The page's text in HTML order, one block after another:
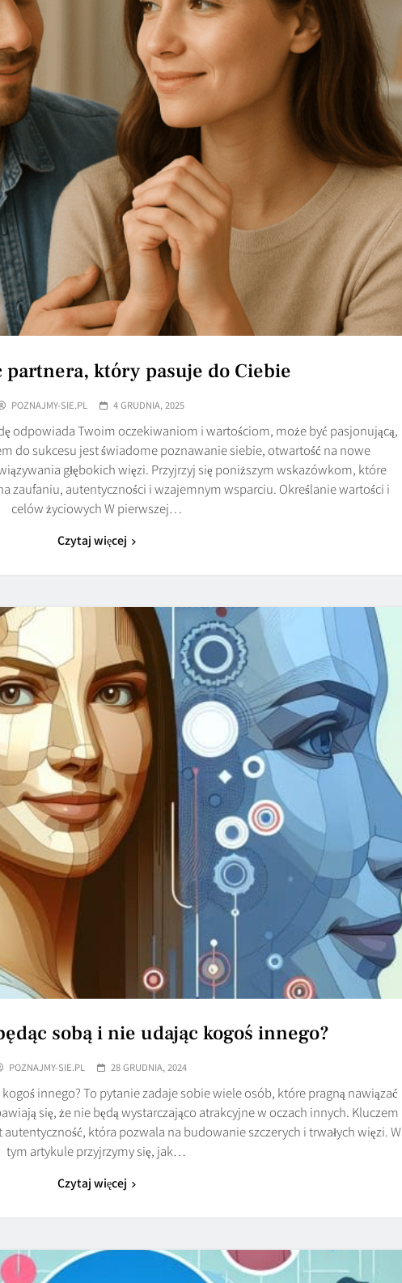
partnera, który pasuje do Ciebie
POZNAJMY-SIE.PL 4 GRUDNIA, 2025
odpowiada Twoim oczekiwaniom i wartościom, może być pasjonującą,
do sukcesu jest świadome poznawanie siebie, otwartość na nowe
głębokich więzi. Przyjrzyj się poniższym wskazówkom, które
zaufaniu, autentyczności i wzajemnym wsparciu. Określanie wartości i
celów życiowych W pierwszej…
Czytaj więcej
sobą i nie udając kogoś innego?
POZNAJMY-SIE.PL 28 GRUDNIA, 2024
innego? To pytanie zadaje sobie wiele osób, które pragną nawiązać
się, że nie będą wystarczająco atrakcyjne w oczach innych. Kluczem
która pozwala na budowanie szczerych i trwałych więzi. W
tym artykule przyjrzymy się, jak…
Czytaj więcej